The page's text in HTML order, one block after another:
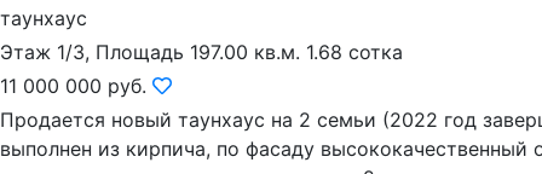
таунхаус
Этаж 1/3, Площадь 197.00 кв.м. 1.68 сотка
11 000 000 руб.
Продается новый таунхауc на 2 семьи (2022 год
выполнен из кирпича, по фасаду